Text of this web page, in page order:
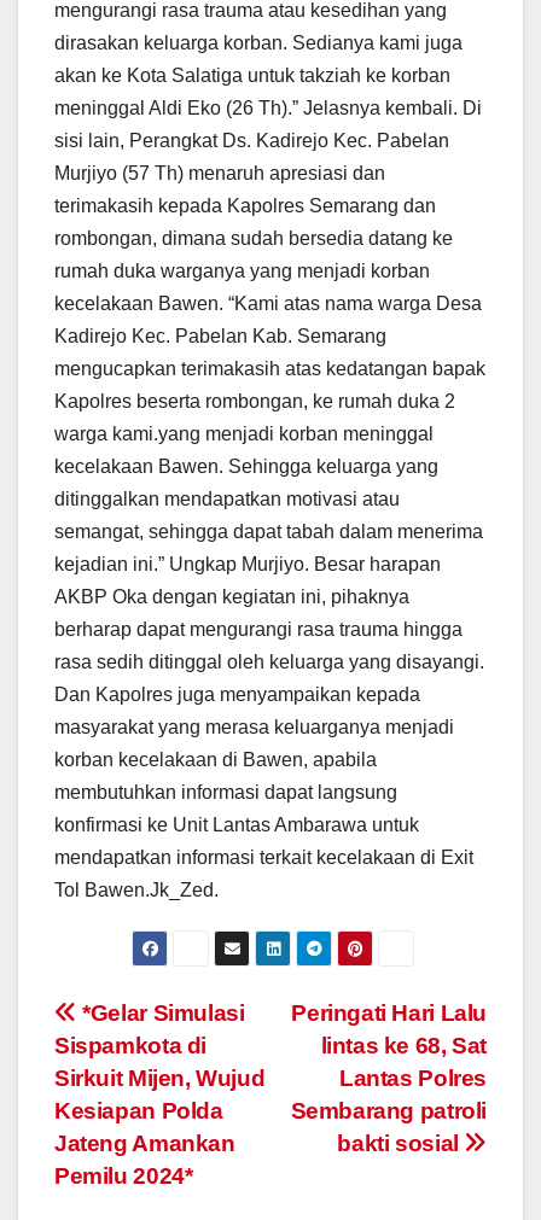
mengurangi rasa trauma atau kesedihan yang
dirasakan keluarga korban. Sedianya kami juga
akan ke Kota Salatiga untuk takziah ke korban
meninggal Aldi Eko (26 Th).” Jelasnya kembali. Di
sisi lain, Perangkat Ds. Kadirejo Kec. Pabelan
Murjiyo (57 Th) menaruh apresiasi dan
terimakasih kepada Kapolres Semarang dan
rombongan, dimana sudah bersedia datang ke
rumah duka warganya yang menjadi korban
kecelakaan Bawen. “Kami atas nama warga Desa
Kadirejo Kec. Pabelan Kab. Semarang
mengucapkan terimakasih atas kedatangan bapak
Kapolres beserta rombongan, ke rumah duka 2
warga kami.yang menjadi korban meninggal
kecelakaan Bawen. Sehingga keluarga yang
ditinggalkan mendapatkan motivasi atau
semangat, sehingga dapat tabah dalam menerima
kejadian ini.” Ungkap Murjiyo. Besar harapan
AKBP Oka dengan kegiatan ini, pihaknya
berharap dapat mengurangi rasa trauma hingga
rasa sedih ditinggal oleh keluarga yang disayangi.
Dan Kapolres juga menyampaikan kepada
masyarakat yang merasa keluarganya menjadi
korban kecelakaan di Bawen, apabila
membutuhkan informasi dapat langsung
konfirmasi ke Unit Lantas Ambarawa untuk
mendapatkan informasi terkait kecelakaan di Exit
Tol Bawen.Jk_Zed.
Post
navigation
Peringati Hari Lalu
lintas ke 68, Sat
Lantas Polres
Sembarang patroli
bakti sosial
*Gelar Simulasi
Sispamkota di
Sirkuit Mijen, Wujud
Kesiapan Polda
Jateng Amankan
Pemilu 2024*